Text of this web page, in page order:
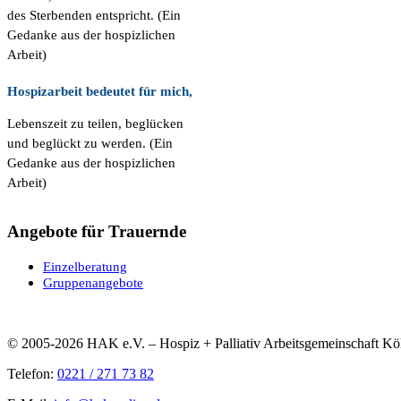
des Sterbenden entspricht. (Ein
Gedanke aus der hospizlichen
Arbeit)
Hospizarbeit bedeutet für mich,
Lebenszeit zu teilen, beglücken
und beglückt zu werden. (Ein
Gedanke aus der hospizlichen
Arbeit)
Angebote für Trauernde
Einzelberatung
Gruppenangebote
© 2005-2026 HAK e.V. – Hospiz + Palliativ Arbeitsgemeinschaft
Telefon: 0221 / 271 73 82